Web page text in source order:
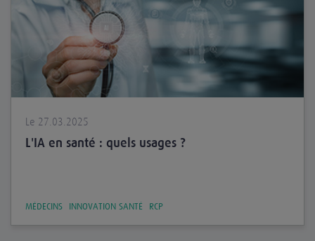
Le 27.03.2025
L'IA en santé : quels usages ?
MÉDECINS INNOVATION SANTÉ RCP